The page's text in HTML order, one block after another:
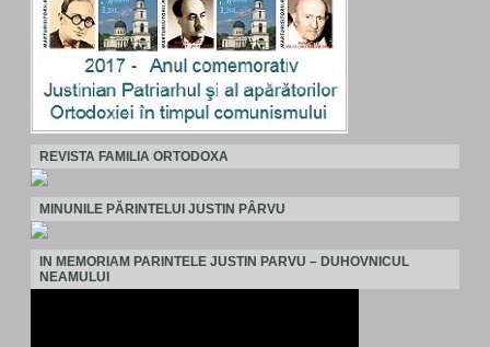
REVISTA FAMILIA ORTODOXA
MINUNILE PĂRINTELUI JUSTIN PÂRVU
IN MEMORIAM PARINTELE JUSTIN PARVU – DUHOVNICUL
NEAMULUI